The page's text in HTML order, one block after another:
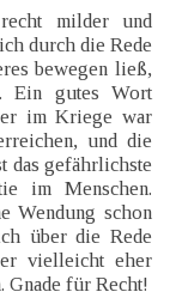
milder und
durch die Rede
bewegen ließ,
Ein gutes Wort
im Kriege war
und die
das gefährlichste
im Menschen.
Wendung schon
über die Rede
vielleicht eher
Gnade für Recht!